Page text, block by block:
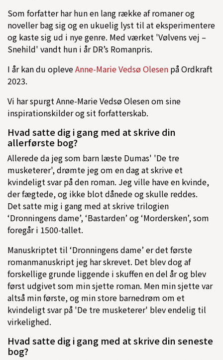
Som forfatter har hun en lang række af romaner og
noveller bag sig og en ukuelig lyst til at eksperimentere
og kaste sig ud i nye genre. Med værket 'Vølvens vej –
Snehild' vandt hun i år DR’s Romanpris.
I år kan du opleveAnne-Marie Vedsø Olesen på Ordkraft
2023.
Vi har spurgt Anne-Marie Vedsø Olesen om sine
inspirationskilder og sit forfatterskab.
Hvad satte dig i gang med at skrive din
allerførste bog?
Allerede da jeg som barn læste Dumas' 'De tre
musketerer', drømte jeg om en dag at skrive et
kvindeligt svar på den roman. Jeg ville have en kvinde,
der fægtede, og ikke blot dånede og skulle reddes.
Det satte mig i gang med at skrive trilogien
‘Dronningens dame’, ‘Bastarden’ og ‘Mordersken’, som
foregår i 1500-tallet.
Manuskriptet til ‘Dronningens dame’ er det første
romanmanuskript jeg har skrevet. Det blev dog af
forskellige grunde liggende i skuffen en del år og blev
først udgivet som min sjette roman. Men min sjette var
altså min første, og min store barnedrøm om et
kvindeligt svar på 'De tre musketerer' blev endelig til
virkelighed.
Hvad satte dig i gang med at skrive din seneste
bog?